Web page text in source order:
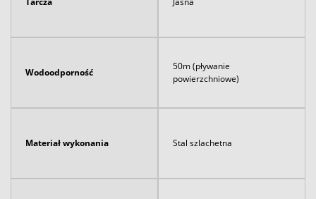
Wodoodporność
50m (pływanie
powierzchniowe)
Materiał wykonania Stal szlachetna